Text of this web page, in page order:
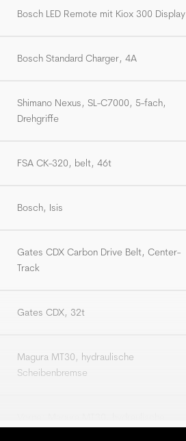
Bosch LED Remote mit Kiox 300 Display
Bosch Standard Charger, 4A
Shimano Nexus, SL-C7000, 5-fach,
Drehgriffe
FSA CK-320, belt, 46t
Bosch, Isis
Gates CDX Carbon Drive Belt, Center-
Track
Gates CDX, 32t
Magura MT30, hydraulische
Scheibenbremse